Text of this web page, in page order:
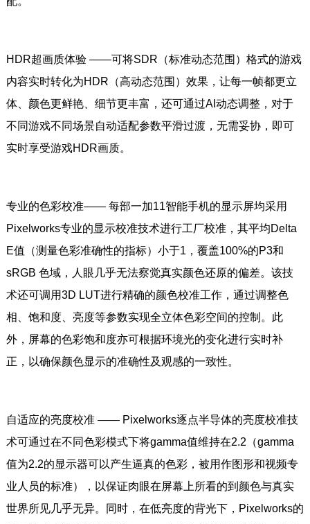
HDR超画质体验 ——可将SDR（标准动态范围）格式的游戏
内容实时转化为HDR（高动态范围）效果，让每一帧都更立
体、颜色更鲜艳、细节更丰富，还可通过AI动态调整，对于
不同游戏不同场景自动适配参数平滑过渡，无需妥协，即可
实时享受游戏HDR画质。
专业的色彩校准—— 每部一加11智能手机的显示屏均采用
Pixelworks专业的显示校准技术进行工厂校准，其平均Delta
E值（测量色彩准确性的指标）小于1，覆盖100%的P3和
sRGB 色域，人眼几乎无法察觉真实颜色还原的偏差。该技
术还可调用3D LUT进行精确的颜色校准工作，通过调整色
相、饱和度、亮度等参数实现全立体色彩空间的控制。此
外，屏幕的色彩饱和度亦可根据环境光的变化进行实时补
正，以确保颜色显示的准确性及观感的一致性。
自适应的亮度校准 —— Pixelworks逐点半导体的亮度校准技
术可通过在不同色彩模式下将gamma值维持在2.2（gamma
值为2.2的显示器可以产生逼真的色彩，被用作图形和视频专
业人员的标准），以保证肉眼在屏幕上所看的到颜色与真实
世界所见几乎无异。同时，在低亮度的背光下，Pixelworks的